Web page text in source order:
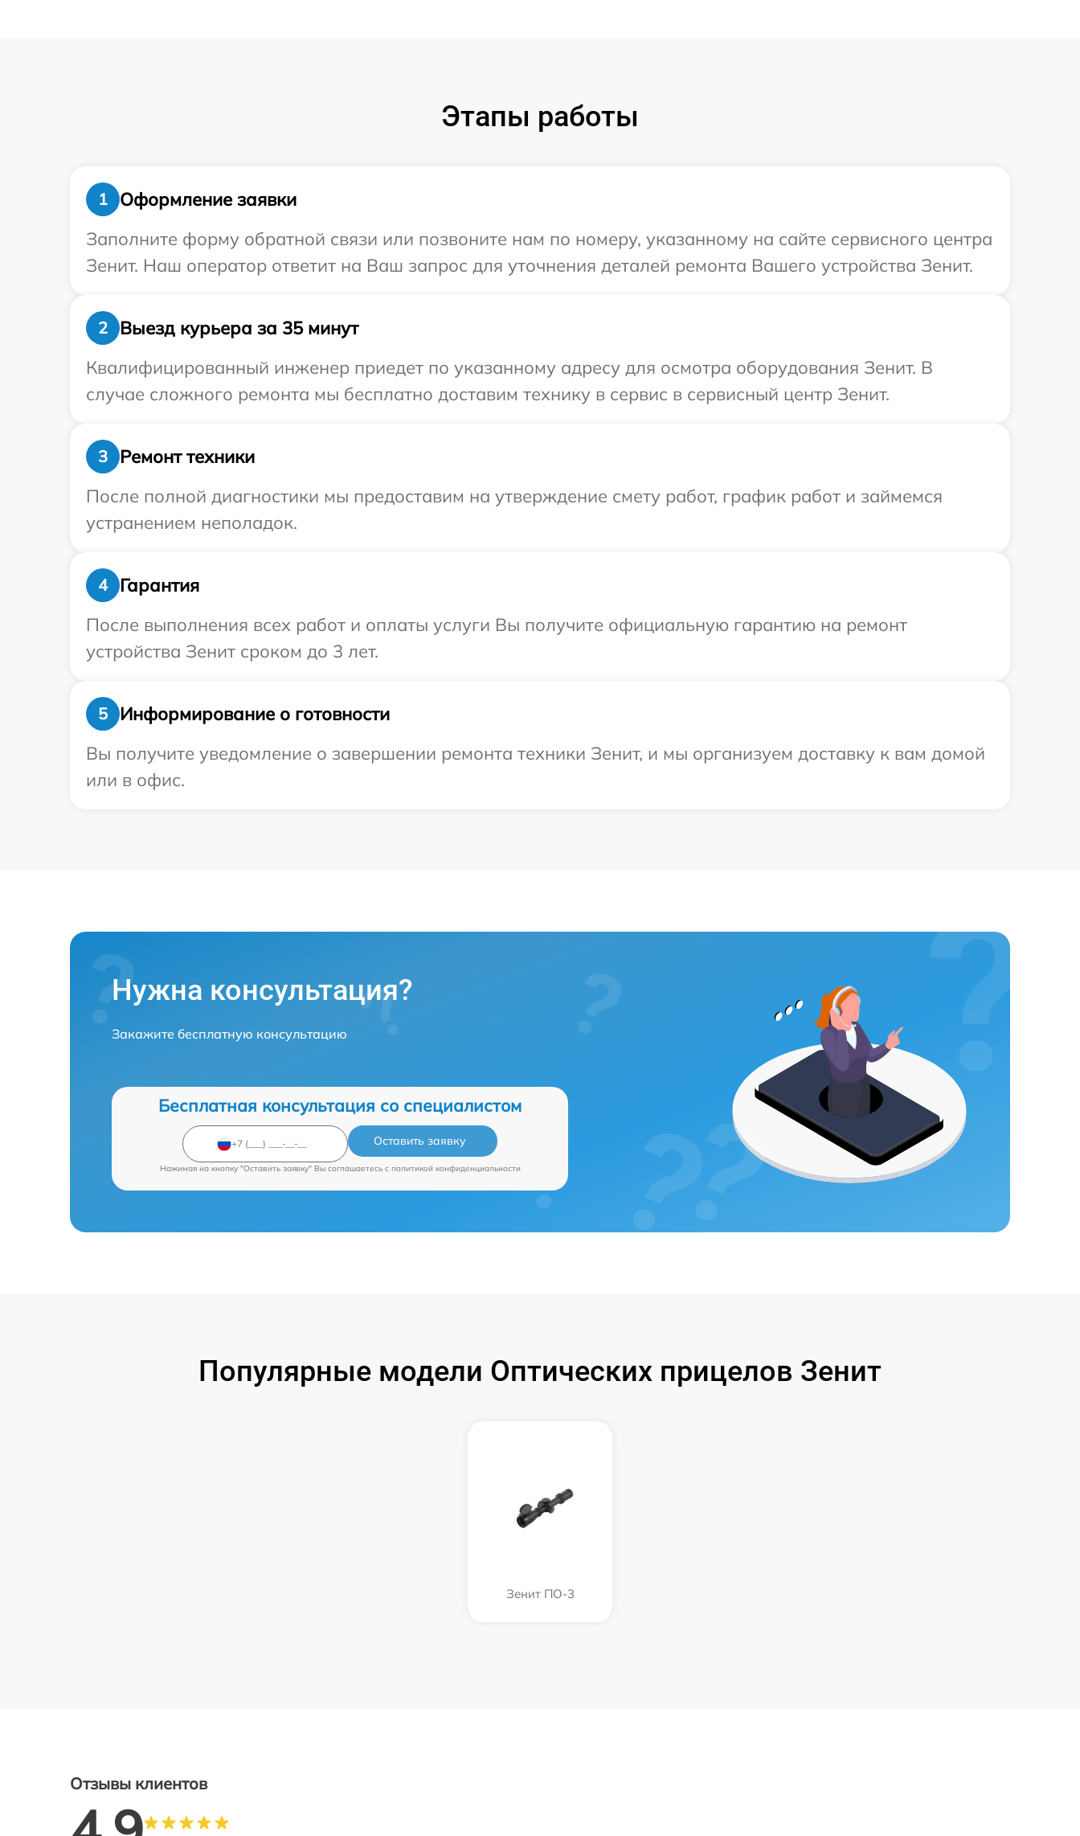
Этапы работы
1
Оформление заявки
Заполните форму обратной связи или позвоните нам по номеру, указанному на сайте сервисного центра
Зенит. Наш оператор ответит на Ваш запрос для уточнения деталей ремонта Вашего устройства Зенит.
2
Выезд курьера за 35 минут
Квалифицированный инженер приедет по указанному адресу для осмотра оборудования Зенит. В
случае сложного ремонта мы бесплатно доставим технику в сервис в сервисный центр Зенит.
3
Ремонт техники
После полной диагностики мы предоставим на утверждение смету работ, график работ и займемся
устранением неполадок.
4
Гарантия
После выполнения всех работ и оплаты услуги Вы получите официальную гарантию на ремонт
устройства Зенит сроком до 3 лет.
5
Информирование о готовности
Вы получите уведомление о завершении ремонта техники Зенит, и мы организуем доставку к вам домой
или в офис.
Нужна консультация?
Закажите бесплатную консультацию
Бесплатная консультация со специалистом
Оставить заявку
Нажимая на кнопку "Оставить заявку" Вы соглашаетесь c политикой конфиденциальности
Популярные модели Оптических прицелов Зенит
Зенит ПО-3
Отзывы клиентов